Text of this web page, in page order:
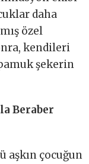
daha
özel
kendileri
şekerin
Beraber
aşkın çocuğun